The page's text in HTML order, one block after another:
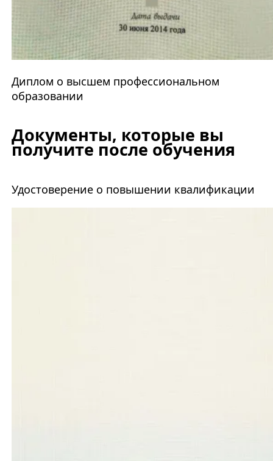
Диплом о высшем профессиональном
образовании
Документы, которые вы
получите после обучения
Удостоверение о повышении квалификации